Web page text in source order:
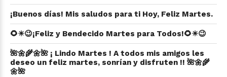
¡Buenos días! Mis saludos para ti Hoy, Feliz Martes.
🌻☀😉¡Feliz y Bendecido Martes para Todos!🌻☀😉
🌺🌼🌾🌼🌺 ¡ Lindo Martes ! A todos mis amigos les
deseo un feliz martes, sonrían y disfruten !! 🌺🌼🌾
🌼🌺